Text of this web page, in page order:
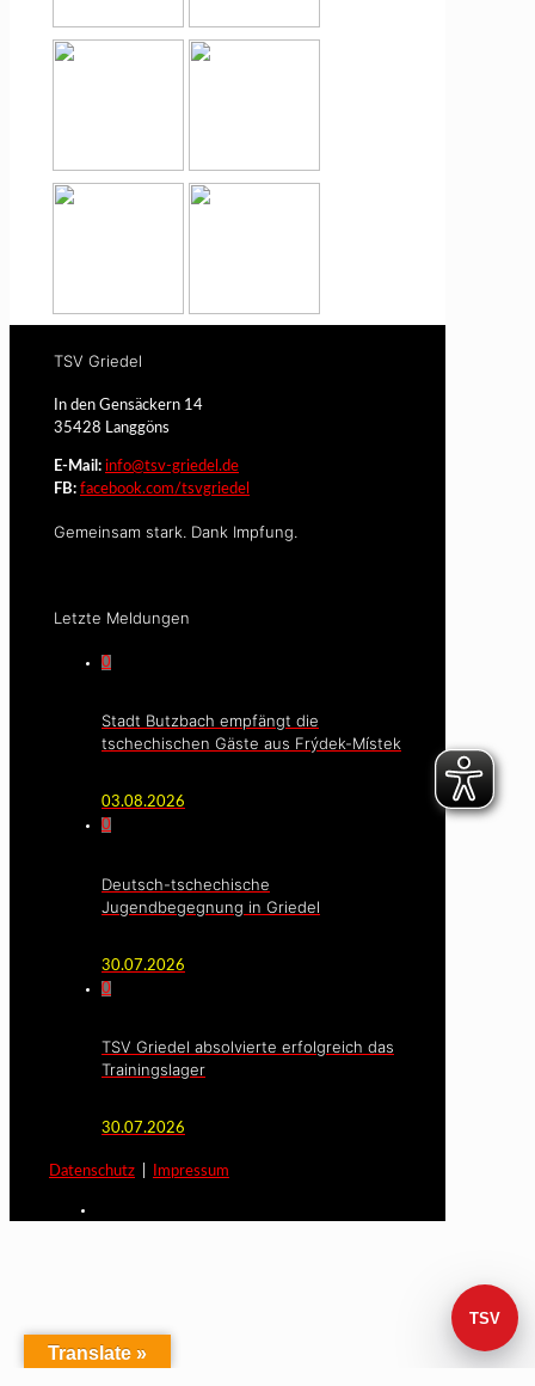
TSV
TSV Griedel
In den Gensäckern 14
35428 Langgöns
E-Mail: info@tsv-griedel.de
FB: facebook.com/tsvgriedel
Gemeinsam stark. Dank Impfung.
Letzte Meldungen
0
Stadt Butzbach empfängt die
tschechischen Gäste aus Frýdek-Místek
03.08.2026
0
Deutsch-tschechische
Jugendbegegnung in Griedel
30.07.2026
0
TSV Griedel absolvierte erfolgreich das
Trainingslager
30.07.2026
Datenschutz Impressum
Translate »